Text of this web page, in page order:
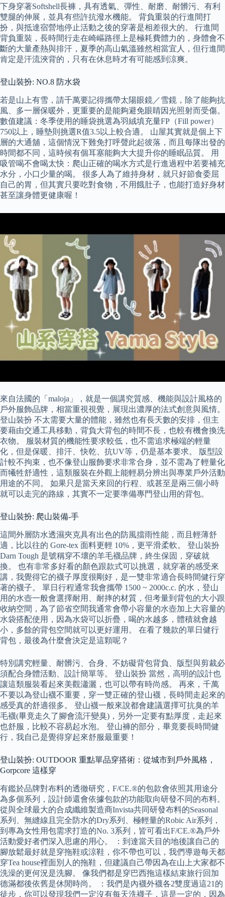
下身穿著Softshell長褲，具有透氣、彈性、耐磨、耐髒污、有利
雙腿的伸展，並具有些許抗潑水機能。 背負重裝的行進間打
扮，與抵達宿營地停止活動之後的穿著是相差很大的。 行進間
背負重裝，長時間行走在崎嶇路徑上是極耗費體力的，身體會不
斷的大量產熱與排汗，夏季的高山氣溫雖然相當宜人，但行進間
肯定是汗流浹背的，只有在休息時才有可能感到涼爽。
登山裝扮: NO.8 防水袋
若是山上有雪，請千萬要記得攜帶太陽眼鏡／雪鏡，除了能夠抗
風、多一層保暖外，更重要的是能夠避免眼睛因光照射而受傷。
數值建議：冬季使用的睡袋挑選為羽絨填充量FP（Fill power）
750以上，睡墊則挑選R值3.5以上較合適。 山屋其實就是個上下
層的大通舖，這個情況下難免打呼聲此起彼落，而且每隊出發的
時間都不同，這時候有個耳塞能夠大大提升你的睡眠品質。 用
吸管喝不會喝太快：爬山正確的喝水方式是行進過程中若要補充
水分，小口少量的喝。 很多人為了維持身材，就只好節食委屈
自己的胃，但其實只要吃對食物，不用餓肚子，也能打造好身材
甚至讓身體更健康喔！
來自法國的「maloja」，就是一個講究質感、機能與設計風格的
戶外服飾品牌，相當重視視覺，展現出濃厚的法式創意與風情。
登山裝扮 不太需要大量的體能，雖然也有長天數的安排，但主
要藉由交通工具移動，背負大背包的時間不長，也較有機會換洗
衣物。 服裝材質的機能性要求較低，也不需追求極端的輕量
化，但是保暖、排汗、快乾、抗UV等，仍是基本要求。 版型設
計較不拘束，也不像登山服飾要求非常合身，並不需為了輕量化
而犧牲舒適性，這類服裝在外觀上能輕易分辨出與專業戶外活動
用途的不同。 如果只是當天來回的行程、或甚至是兩三個小時
就可以走完的路線，其實不一定要準備專門登山用的背包。
登山裝扮: 爬山裝備-手
這間外層防水透濕夾克具有出色的防風擋雨性能，而且輕薄舒
適，比以往的 Gore-tex 面料更輕 10%，更平滑柔軟。 登山裝扮
Darn Tough 是號稱穿不壞的羊毛襪品牌，終生保固，穿破就
換。 也有非常多好看的顏色跟款式可以挑選，就穿著的感受來
講，我覺得它的襪子厚度很剛好，是一雙非常適合長時間健行穿
著的襪子。 單日行程通常我會攜帶 1500 ~ 2000c.c. 的水，登山
用的水壺一般會選擇耐用、耐摔的材質，但考量到背包的大小跟
收納空間，為了節省空間我通常會帶小容量的水壺加上大容量的
水袋搭配使用，因為水袋可以折疊，喝的水越多，體積就會越
小，多餘的背包空間就可以更好運用。 在看了幾款的單日健行
背包，最後為什麼會決定是這顆呢？
特別講究輕量、耐髒污、合身、不妨礙背包背負、版型與剪裁必
須配合身體活動、設計簡單等。 登山裝扮 當然，高明的設計也
讓這類服裝看起來美觀瀟灑，也可以帶有時尚感。 再來，千萬
不要以為登山襪不重要，穿一雙正確的登山襪，長時間走起來的
感受真的舒適很多。 登山襪一般來說都會建議選擇可抗臭的羊
毛襪(畢竟走久了腳會流汗變臭)，另外一定要有點厚度，走起來
也舒服，比較不容易起水泡。 登山褲的部分，畢竟要長時間健
行，我自己是覺得穿起來舒服最重要！
登山裝扮: OUTDOOR 重點單品穿搭術：從城市到戶外風格，
Gorpcore 這樣穿
有鑑於品牌對布料的透徹研究，F/CE.®︎的包款會依照其用途分
為多個系列，設計師還會依據包款的功能取向研發不同的布料。
從與全球最大的合成纖維製造商Invista共同研發布料的Seasonal
系列、無縫線且完全防水的Dry系列、極輕量的Robic Air系列，
到專為女性用包需求打造的No. 3系列，皆可看出F/CE.®︎為戶外
活動愛好者們深入思慮的用心。 ：到達當天目的地後讓自己的
腳放鬆最好就是穿拖鞋或涼鞋，你不帶也可以，我們導遊每天都
穿Tea house裡面別人的拖鞋，但建議自己帶因為在山上大家都不
洗澡的更何況是洗腳。 像我們都是穿巴西拖這樣結束旅行回加
德滿都後依舊是休閒時尚。 ：我們是內襪外襪各2雙度過這21的
徒步，你可以發現我們一定沒有每天洗襪子，這是一定的，因為